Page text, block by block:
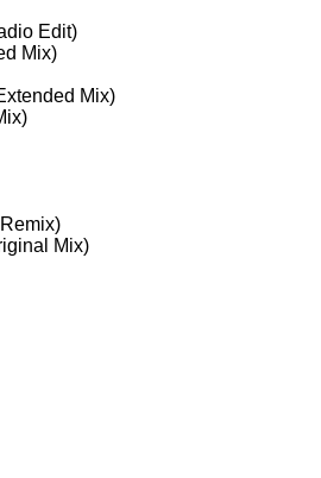
Edit)
Mix)
Mix)
Mix)